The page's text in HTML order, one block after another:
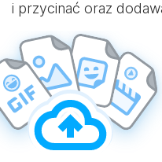
i przycinać oraz